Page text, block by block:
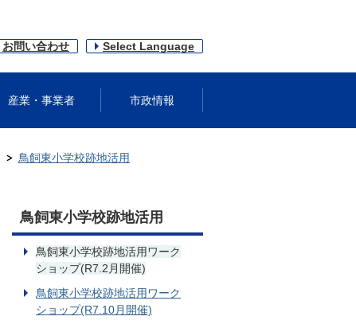
お問い合わせ Select Language
産業・事業者 市政情報
鳥飼東小学校跡地活用
鳥飼東小学校跡地活用
鳥飼東小学校跡地活用ワーク
ショップ(R7.2月開催)
鳥飼東小学校跡地活用ワーク
ショップ(R7.10月開催)